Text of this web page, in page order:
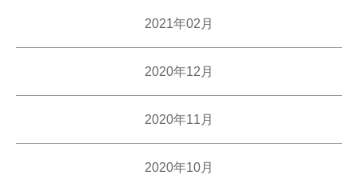
2021年02月
2020年12月
2020年11月
2020年10月